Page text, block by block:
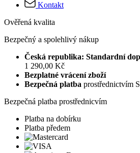
Kontakt
Ověřená kvalita
Bezpečný a spolehlivý nákup
Česká republika: Standardní
1 290,00 Kč
Bezplatné vrácení zboží
Bezpečná platba prostřednictvím
Bezpečná platba prostřednicvím
Platba na dobírku
Platba předem